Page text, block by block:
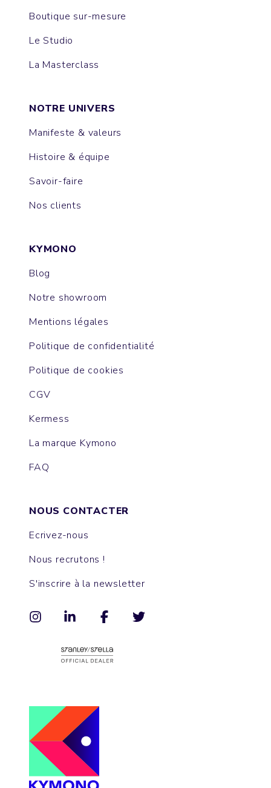
Boutique sur-mesure
Le Studio
La Masterclass
NOTRE UNIVERS
Manifeste & valeurs
Histoire & équipe
Savoir-faire
Nos clients
KYMONO
Blog
Notre showroom
Mentions légales
Politique de confidentialité
Politique de cookies
CGV
Kermess
La marque Kymono
FAQ
NOUS CONTACTER
Ecrivez-nous
Nous recrutons !
S'inscrire à la newsletter